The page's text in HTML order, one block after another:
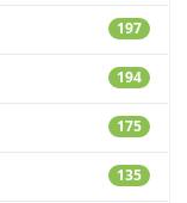
197
194
175
135